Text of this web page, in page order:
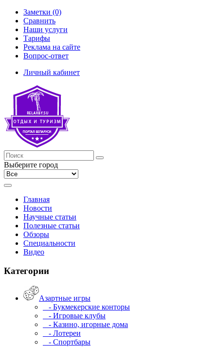
Заметки (0)
Сравнить
Наши услуги
Тарифы
Реклама на сайте
Вопрос-ответ
Личный кабинет
Выберите город
Главная
Новости
Научные статьи
Полезные статьи
Обзоры
Специальности
Видео
Категории
Азартные игры
- Букмекерские конторы
- Игровые клубы
- Казино, игорные дома
- Лотереи
- Спортбары